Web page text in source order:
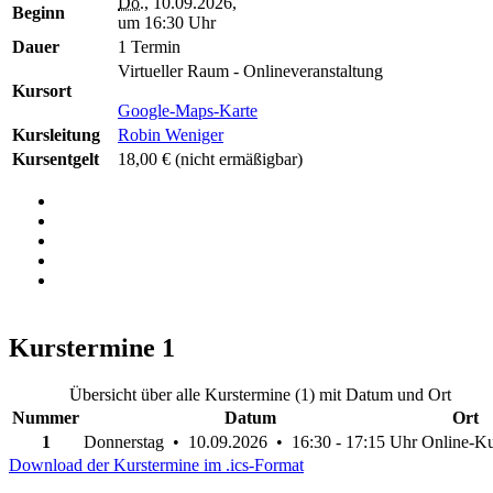
Beginn
um 16:30 Uhr
Dauer
1 Termin
Kursort
Virtueller Raum - Onlineveranstaltung
Google-Maps-Karte
Kursleitung
Robin Weniger
Kursentgelt
18,00 € (nicht ermäßigbar)
Kurstermine 1
Übersicht über alle Kurstermine (1) mit Datum und Ort
Nummer
Datum
Ort
1
Donnerstag • 10.09.2026 • 16:30 - 17:15 Uhr Online-
Download der Kurstermine im .ics-Format